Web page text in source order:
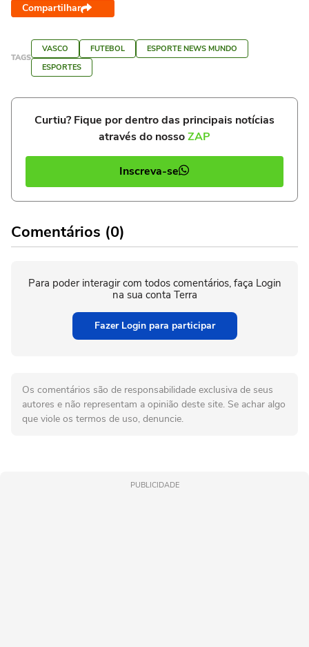
Compartilhar
TAGS
VASCO FUTEBOL
ESPORTE NEWS MUNDO
ESPORTES
Curtiu? Fique por dentro das principais notícias
através do nossoZAP
Inscreva-se
Comentários (0)
Para poder interagir com todos comentários, faça Login
na sua conta Terra
Fazer Login para participar
Os comentários são de responsabilidade exclusiva de seus
autores e não representam a opinião deste site. Se achar algo
que viole os termos de uso, denuncie.
PUBLICIDADE